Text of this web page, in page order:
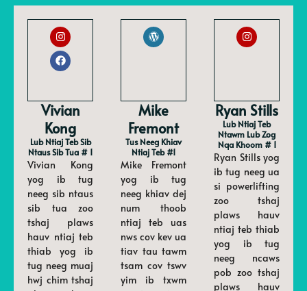
Vivian
Kong
Lub Ntiaj Teb Sib
Ntaus Sib Tua # 1
Vivian Kong
yog ib tug
neeg sib ntaus
sib tua zoo
tshaj plaws
hauv ntiaj teb
thiab yog ib
tug neeg muaj
hwj chim tshaj
Mike
Fremont
Tus Neeg Khiav
Ntiaj Teb #1
Mike Fremont
yog ib tug
neeg khiav dej
num thoob
ntiaj teb uas
nws cov kev ua
tiav tau tawm
tsam cov tswv
yim ib txwm
Ryan Stills
Lub Ntiaj Teb
Ntawm Lub Zog
Nqa Khoom # 1
Ryan Stills yog
ib tug neeg ua
si powerlifting
zoo tshaj
plaws hauv
ntiaj teb thiab
yog ib tug
neeg ncaws
pob zoo tshaj
plaws hauv